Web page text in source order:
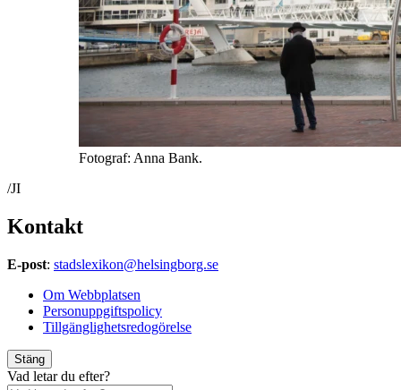
Fotograf: Anna Bank.
/JI
Kontakt
E-post: stadslexikon@helsingborg.se
Om Webbplatsen
Personuppgiftspolicy
Tillgänglighetsredogörelse
Stäng
Vad letar du efter?